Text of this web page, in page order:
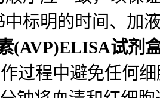
分钟将血清和红细
、柠檬酸盐、肝
---1000×g离心10
将组织加入适量